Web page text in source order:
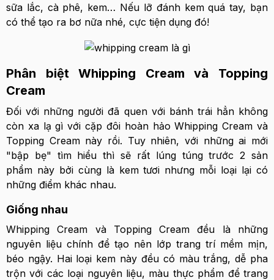
sữa lắc, cà phê, kem… Nếu lỡ đánh kem quá tay, bạn
có thể tạo ra bơ nữa nhé, cực tiện dụng đó!
Phân biệt Whipping Cream và Topping
Cream️
Đối với những người đã quen với bánh trái hẳn không
còn xa lạ gì với cặp đôi hoàn hảo Whipping Cream và
Topping Cream này rồi. Tuy nhiên, với những ai mới
"bập bẹ" tìm hiểu thì sẽ rất lúng túng trước 2 sản
phẩm này bởi cùng là kem tươi nhưng mỗi loại lại có
những điểm khác nhau.
Giống nhau
Whipping Cream và Topping Cream đều là những
nguyên liệu chính để tạo nên lớp trang trí mềm mịn,
béo ngậy. Hai loại kem này đều có màu trắng, dễ pha
trộn với các loại nguyên liệu, màu thực phẩm để trang